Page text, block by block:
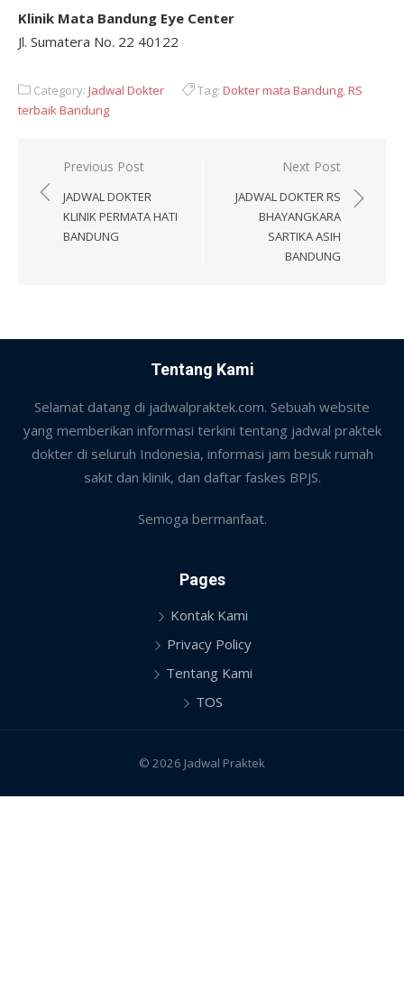
Klinik Mata Bandung Eye Center
Jl. Sumatera No. 22 40122
Category: Jadwal Dokter Tag: Dokter mata Bandung,RS
terbaik Bandung
Post
navigation
Previous Post
JADWAL DOKTER
KLINIK PERMATA HATI
BANDUNG
Next Post
JADWAL DOKTER RS
BHAYANGKARA
SARTIKA ASIH
BANDUNG
Tentang Kami
Selamat datang di jadwalpraktek.com. Sebuah website
yang memberikan informasi terkini tentang jadwal praktek
dokter di seluruh Indonesia, informasi jam besuk rumah
sakit dan klinik, dan daftar faskes BPJS.
Semoga bermanfaat.
Pages
Kontak Kami
Privacy Policy
Tentang Kami
TOS
© 2026 Jadwal Praktek